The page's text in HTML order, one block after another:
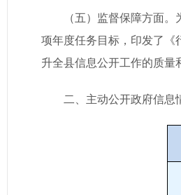
（五）监督保障方面
项年度任务目标，印发了《
升全县信息公开工作的质量
二、主动公开政府信息